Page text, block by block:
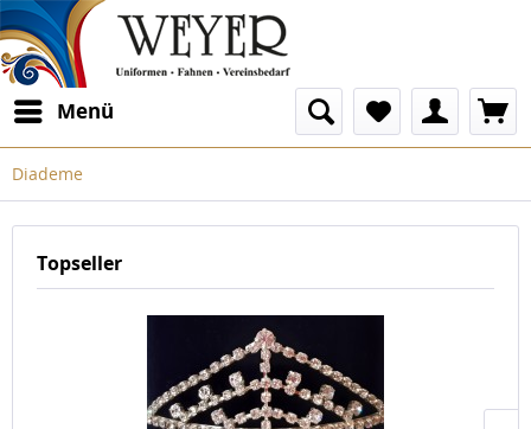
Menü
Diademe
Topseller